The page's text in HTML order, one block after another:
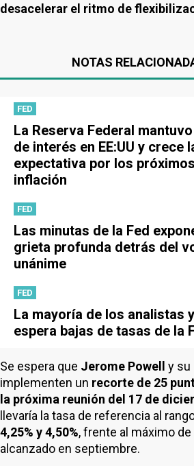
desacelerar el ritmo de
NOTAS
FED
La Reserva Federal
de interés en EE:UU y crece
expectativa por los
inflación
FED
Las minutas de la Fed
grieta profunda detrás del
unánime
FED
La mayoría de los analistas
espera bajas de tasas de la
Se espera que Jerome Powell y su
implementen un recorte de 25
la próxima reunión del 17 de
llevaría la tasa de referencia al
4,25% y 4,50%, frente al máximo de
alcanzado en septiembre.